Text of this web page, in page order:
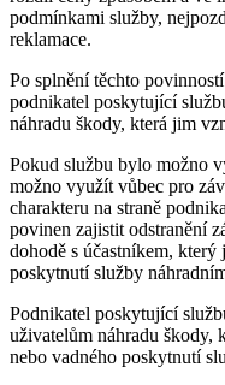
podmínkami služby,
reklamace.
Po splnění těchto
podnikatel poskytující
náhradu škody, která jim
Pokud službu bylo možno
možno využít vůbec pro
charakteru na straně
povinen zajistit odstranění
dohodě s účastníkem,
poskytnutí služby
Podnikatel poskytující
uživatelům náhradu škody,
nebo vadného poskytnutí